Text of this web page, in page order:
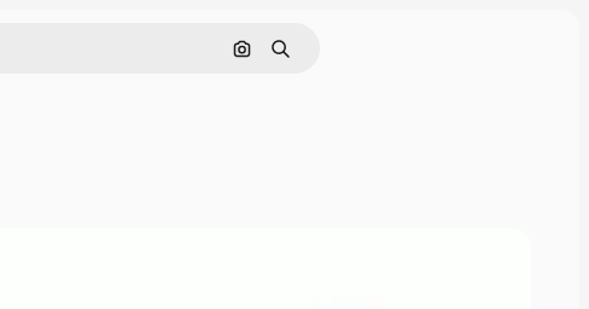
Pesquisar por imagem
Buscar